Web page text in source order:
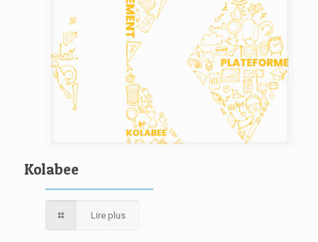
Kolabee
Lire plus